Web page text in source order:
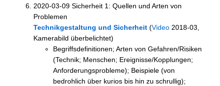
2020-03-09 Sicherheit 1: Quellen und Arten von
Problemen
Technikgestaltung und Sicherheit (Video 2018-03,
Kamerabild überbelichtet)
Begriffsdefinitionen; Arten von Gefahren/Risiken
(Technik; Menschen; Ereignisse/Kopplungen;
Anforderungsprobleme); Beispiele (von
bedrohlich über kurios bis hin zu schrullig);